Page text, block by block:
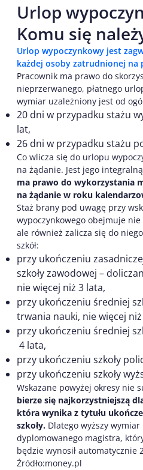
Urlop
Komu się
Urlop wypoczynkowy jest
każdej osoby zatrudnionej na
Pracownik ma prawo do
nieprzerwanego, płatnego
wymiar uzależniony jest od
20 dni w przypadku stażu
lat,
26 dni w przypadku stażu
Co wlicza się do urlopu
na żądanie. Jest jego
ma prawo do wykorzystania
na żądanie w roku
Staż brany pod uwagę przy
wypoczynkowego obejmuje
ale również zalicza się do
szkół:
przy ukończeniu
szkoły zawodowej –
nie więcej niż 3 lata,
przy ukończeniu średniej
trwania nauki, nie więcej
przy ukończeniu średniej
4 lata,
przy ukończeniu szkoły
przy ukończeniu szkoły
Wskazane powyżej okresy nie
bierze się najkorzystniejszą
która wynika z tytułu
szkoły. Dlatego wyższy
dyplomowanego magistra,
będzie wynosił automatycznie
Źródło:money.pl